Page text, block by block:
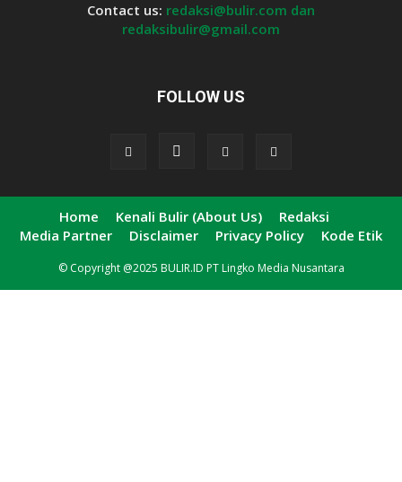
Contact us: redaksi@bulir.com dan
redaksibulir@gmail.com
FOLLOW US
Home Kenali Bulir (About Us)
Redaksi
Media Partner
Disclaimer Privacy Policy Kode Etik
© Copyright @2025 BULIR.ID PT Lingko Media Nusantara